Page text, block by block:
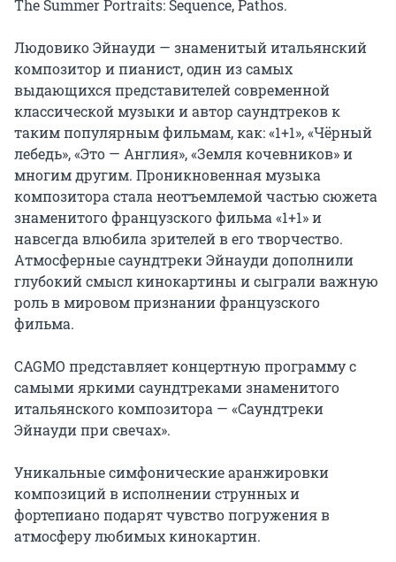
The Summer Portraits: Sequence, Pathos.
Людовико Эйнауди — знаменитый итальянский
композитор и пианист, один из самых
выдающихся представителей современной
классической музыки и автор саундтреков к
таким популярным фильмам, как: «1+1», «Чёрный
лебедь», «Это — Англия», «Земля кочевников» и
многим другим. Проникновенная музыка
композитора стала неотъемлемой частью сюжета
знаменитого французского фильма «1+1» и
навсегда влюбила зрителей в его творчество.
Атмосферные саундтреки Эйнауди дополнили
глубокий смысл кинокартины и сыграли важную
роль в мировом признании французского
фильма.
CAGMO представляет концертную программу с
самыми яркими саундтреками знаменитого
итальянского композитора — «Саундтреки
Эйнауди при свечах».
Уникальные симфонические аранжировки
композиций в исполнении струнных и
фортепиано подарят чувство погружения в
атмосферу любимых кинокартин.